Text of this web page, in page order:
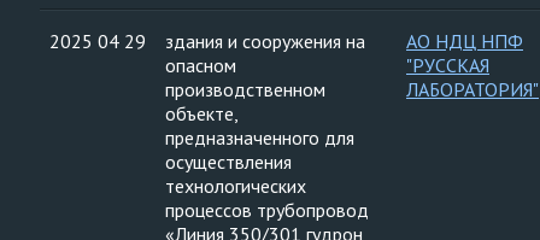
2025 04 29
здания и сооружения на
опасном
производственном
объекте,
предназначенного для
осуществления
технологических
процессов трубопровод
«Линия 350/301 гудрон
АО НДЦ НПФ
"РУССКАЯ
ЛАБОРАТОРИЯ"